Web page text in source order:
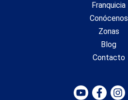
Franquicia
Conócenos
Zonas
Blog
Contacto